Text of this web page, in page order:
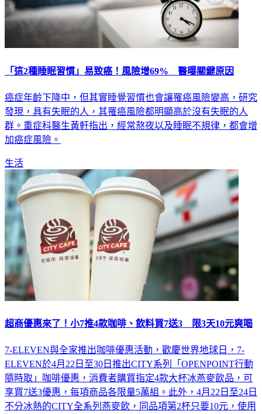
「這2種睡眠習慣」易致癌！風險增69% 醫曝關鍵原因
癌症年齡下降中，但其實睡覺習慣也會讓罹癌風險變高，研究
發現，具有失眠的人，其罹癌風險都明顯高於沒有失眠的人
群。重症科醫生黃軒指出，經常熬夜以及睡眠不規律，都會增
加癌症風險。
生活
超商優惠來了！小7推4款咖啡、飲料買7送3 限3天10元爽喝
7-ELEVEN與全家推出咖啡優惠活動，歡慶世界地球日，7-
ELEVEN於4月22日至30日推出CITY系列「OPENPOINT行動
隨時取」咖啡優惠，消費者購買指定4款大杯冰燕麥飲品，可
享買7送3優惠，每項商品各限量5萬組。此外，4月22日至24日
不分冰熱的CITY全系列燕麥飲，同品項第2杯只要10元，使用